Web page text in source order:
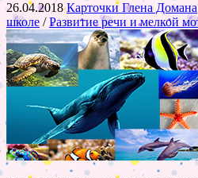
26.04.2018Карточки Глена Домана
школе /Развитие речи и мелкой